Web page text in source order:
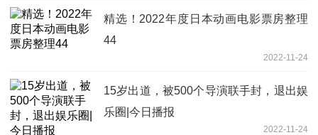
精选！2022年度日本动画电影票房整理
44
2022-11-24
15岁出道，被500个导演联手封，退出娱
乐圈|今日播报
2022-11-24